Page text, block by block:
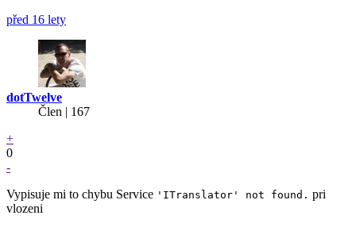
před 16 lety
dotTwelve
Člen | 167
+
0
-
Vypisuje mi to chybu Service 'ITranslator' not found. pri
vlozeni